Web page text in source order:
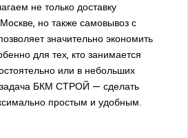
не только доставку
но также самовывоз с
значительно экономить
для тех, кто занимается
или в небольших
БКМ СТРОЙ — сделать
простым и удобным.